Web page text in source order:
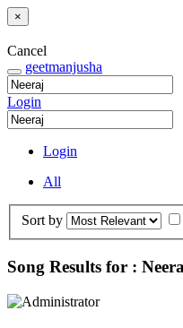
×
Cancel
geetmanjusha
Login
Login
All
Sort by
Song Results for :